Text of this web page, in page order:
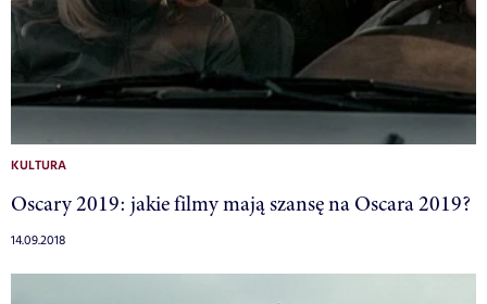
KULTURA
Oscary 2019: jakie filmy mają szansę na Oscara 2019?
14.09.2018